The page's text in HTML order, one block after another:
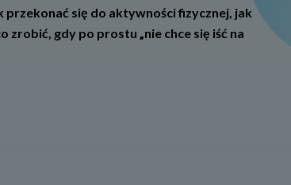
przekonać się do aktywności fizycznej, jak
zrobić, gdy po prostu „nie chce się iść na